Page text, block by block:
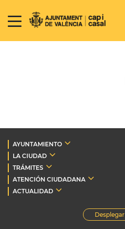
AYUNTAMIENTO
LA CIUDAD
TRÁMITES
ATENCIÓN CIUDADANA
ACTUALIDAD
Desplegar